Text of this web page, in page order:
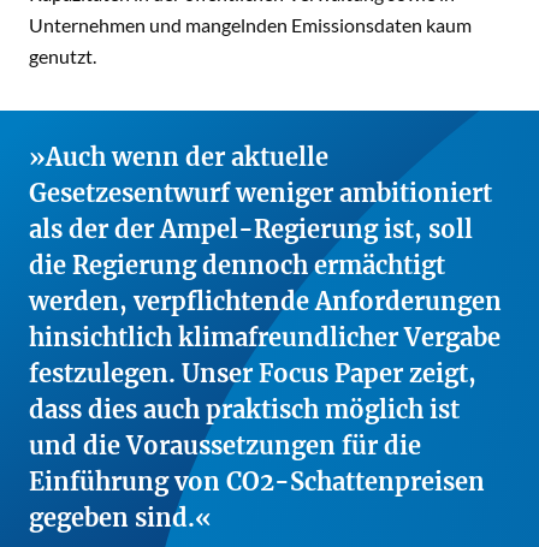
Unternehmen und mangelnden Emissionsdaten kaum
genutzt.
Auch wenn der aktuelle
Gesetzesentwurf weniger ambitioniert
als der der Ampel-Regierung ist, soll
die Regierung dennoch ermächtigt
werden, verpflichtende Anforderungen
hinsichtlich klimafreundlicher Vergabe
festzulegen. Unser Focus Paper zeigt,
dass dies auch praktisch möglich ist
und die Voraussetzungen für die
Einführung von CO2-Schattenpreisen
gegeben sind.